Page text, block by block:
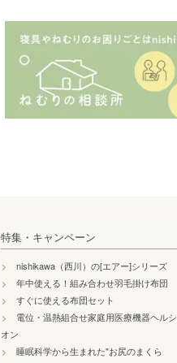
特集・キャンペーン
nishikawa（西川）の[エアー]シリーズ
年中使える！組み合わせ羽毛掛け布団
すぐに使える布団セット
電位・温熱組合せ家庭用医療機器ヘルシ
オン
睡眠科学から生まれた"お尻のまくら